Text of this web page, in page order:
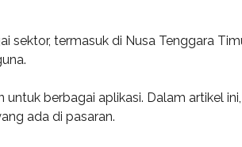
termasuk di Nusa Tenggara
berbagai aplikasi. Dalam artikel
ada di pasaran.